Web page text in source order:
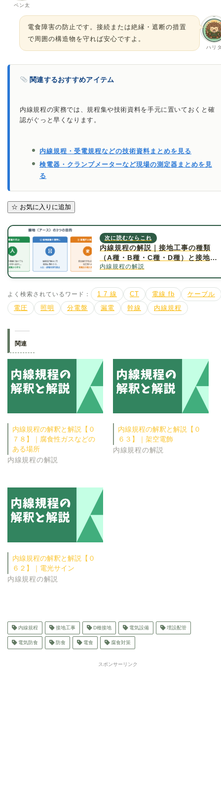
ペン太
ハリ
電食障害の防止です。接続または絶縁・遮断の措置
で周囲の構造物を守れば安心ですよ。
関連するおすすめアイテム
内線規程の実務では、規程集や技術資料を手元に置いておくと確
認がぐっと早くなります。
内線規程・受電規程などの技術資料まとめを見る
検電器・クランプメーターなど現場の測定器まとめを見
る
☆ お気に入りに追加
次に読むならこれ
内線規程の解説｜接地工事の種類
（A種・B種・C種・D種）と接地抵
抗値について詳しく解説
内線規程の解説
よく検索されているワード： 1 7 線 CT 電線 fb
ケーブル
電圧
照明 分電盤 漏電 幹線 内線規程
関連
内線規程の解釈と解説【０
７８】｜腐食性ガスなどの
ある場所
内線規程の解説
内線規程の解釈と解説【０
６３】｜架空電飾
内線規程の解説
内線規程の解釈と解説【０
６２】｜電光サイン
内線規程の解説
内線規程 接地工事 D種接地 電気設備 埋設配管
電気防食 防食 電食 腐食対策
スポンサーリンク